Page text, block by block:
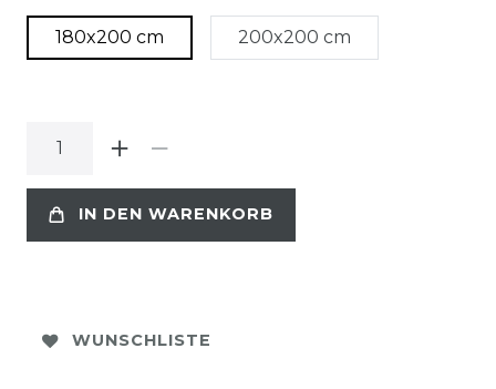
180x200 cm 200x200 cm
IN DEN WARENKORB
WUNSCHLISTE